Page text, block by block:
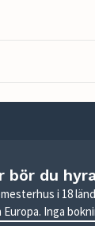
bör du
i 18
Europa. Inga